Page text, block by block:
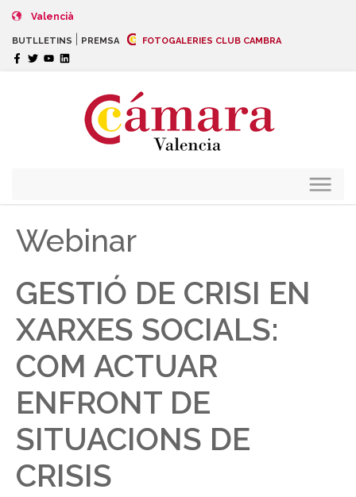
Valencià
BUTLLETINS PREMSA FOTOGALERIES CLUB CAMBRA
Webinar
GESTIÓ DE CRISI EN
XARXES SOCIALS:
COM ACTUAR
ENFRONT DE
SITUACIONS DE
CRISIS